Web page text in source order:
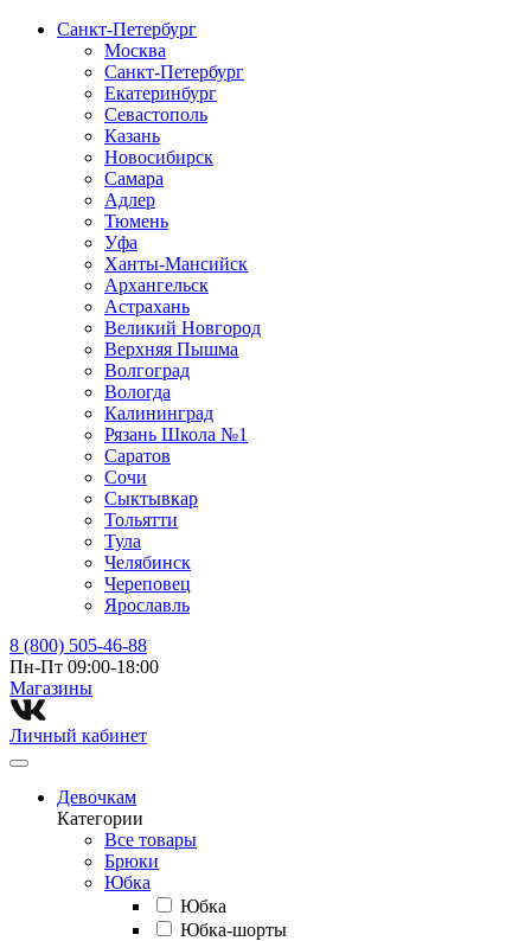
Санкт-Петербург
Москва
Санкт-Петербург
Екатеринбург
Севастополь
Казань
Новосибирск
Самара
Адлер
Тюмень
Уфа
Ханты-Мансийск
Архангельск
Астрахань
Великий Новгород
Верхняя Пышма
Волгоград
Вологда
Калининград
Рязань Школа №1
Саратов
Сочи
Сыктывкар
Тольятти
Тула
Челябинск
Череповец
Ярославль
8 (800) 505-46-88
Пн-Пт 09:00-18:00
Магазины⁠
Личный кабинет
Девочкам
Категории
Все товары
Брюки
Юбка
Юбка
Юбка-шорты